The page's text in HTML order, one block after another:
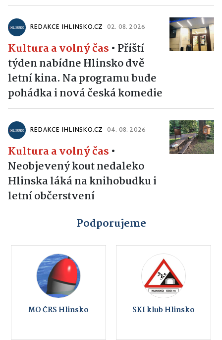
REDAKCE IHLINSKO.CZ 02. 08. 2026
Kultura a volný čas • Příští
týden nabídne Hlinsko dvě
letní kina. Na programu bude
pohádka i nová česká komedie
REDAKCE IHLINSKO.CZ 04. 08. 2026
Kultura a volný čas •
Neobjevený kout nedaleko
Hlinska láká na knihobudku i
letní občerstvení
Podporujeme
MO ČRS Hlinsko SKI klub Hlinsko